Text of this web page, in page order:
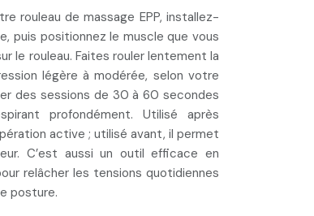
rouleau de massage EPP, installez-
puis positionnez le muscle que vous
le rouleau. Faites rouler lentement la
légère à modérée, selon votre
des sessions de 30 à 60 secondes
profondément. Utilisé après
active ; utilisé avant, il permet
C’est aussi un outil efficace en
relâcher les tensions quotidiennes
posture.